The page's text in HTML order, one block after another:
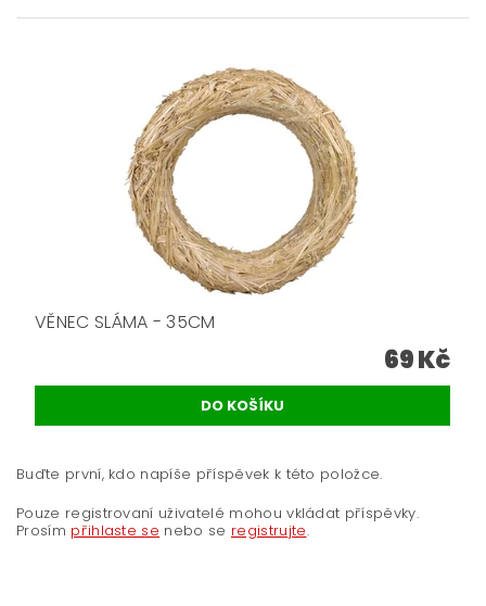
VĚNEC SLÁMA - 35CM
69 Kč
Buďte první, kdo napíše příspěvek k této položce.
Pouze registrovaní uživatelé mohou vkládat příspěvky.
Prosím přihlaste se nebo se registrujte.